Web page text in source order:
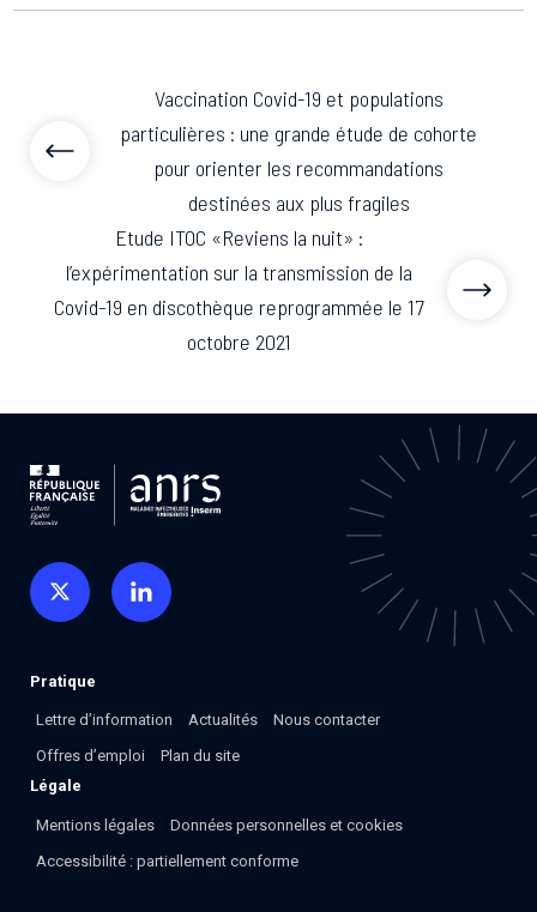
Vaccination Covid-19 et populations
particulières : une grande étude de cohorte
pour orienter les recommandations
destinées aux plus fragiles
Etude ITOC «Reviens la nuit» :
l’expérimentation sur la transmission de la
Covid-19 en discothèque reprogrammée le 17
octobre 2021
Pratique
Lettre d’information Actualités
Nous contacter
Offres d’emploi
Plan du site
Légale
Mentions légales
Données personnelles et cookies
Accessibilité : partiellement conforme